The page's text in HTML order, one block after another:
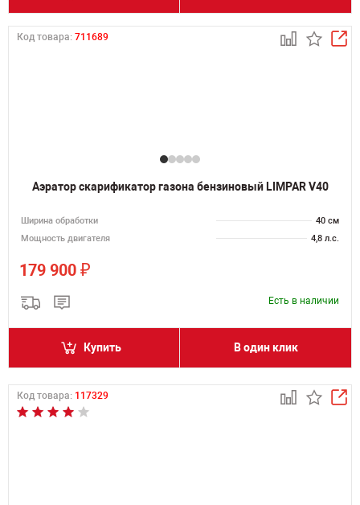
Код товара: 711689
Аэратор скарификатор газона бензиновый LIMPAR V40
Ширина обработки
40 см
Мощность двигателя
4,8 л.с.
179 900 ₽
Есть в наличии
Купить В один клик
Код товара: 117329